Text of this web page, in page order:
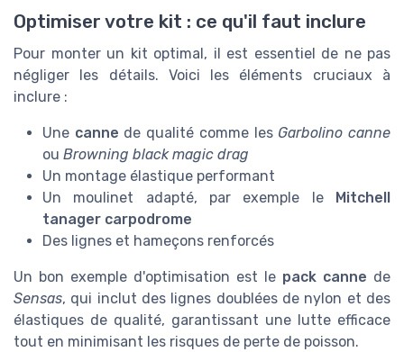
Optimiser votre kit : ce qu'il faut inclure
Pour monter un kit optimal, il est essentiel de ne pas
négliger les détails. Voici les éléments cruciaux à
inclure :
Une canne de qualité comme les Garbolino canne
ou Browning black magic drag
Un montage élastique performant
Un moulinet adapté, par exemple le Mitchell
tanager carpodrome
Des lignes et hameçons renforcés
Un bon exemple d'optimisation est le pack canne de
Sensas, qui inclut des lignes doublées de nylon et des
élastiques de qualité, garantissant une lutte efficace
tout en minimisant les risques de perte de poisson.